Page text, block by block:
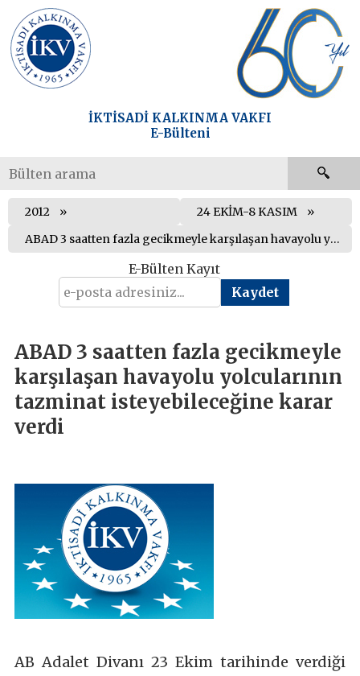
İKTİSADİ KALKINMA VAKFI
E-Bülteni
2012
24 EKİM-8 KASIM
ABAD 3 saatten fazla gecikmeyle karşılaşan havayolu yolcularının tazminat isteyebileceğine karar verdi
E-Bülten Kayıt
ABAD 3 saatten fazla gecikmeyle
karşılaşan havayolu yolcularının
tazminat isteyebileceğine karar
verdi
AB Adalet Divanı 23 Ekim tarihinde verdiği